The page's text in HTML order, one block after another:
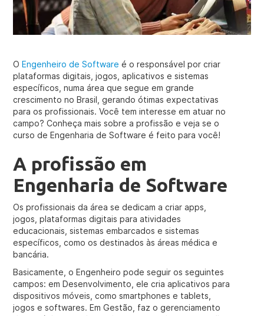
OEngenheiro de Software é o responsável por criar
plataformas digitais, jogos, aplicativos e sistemas
específicos, numa área que segue em grande
crescimento no Brasil, gerando ótimas expectativas
para os profissionais. Você tem interesse em atuar no
campo? Conheça mais sobre a profissão e veja se o
curso de Engenharia de Software é feito para você!
A profissão em
Engenharia de Software
Os profissionais da área se dedicam a criar apps,
jogos, plataformas digitais para atividades
educacionais, sistemas embarcados e sistemas
específicos, como os destinados às áreas médica e
bancária.
Basicamente, o Engenheiro pode seguir os seguintes
campos: em Desenvolvimento, ele cria aplicativos para
dispositivos móveis, como smartphones e tablets,
jogos e softwares. Em Gestão, faz o gerenciamento